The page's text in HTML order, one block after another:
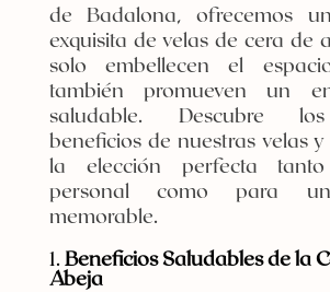
de Badalona, ofrecemos
exquisita de velas de cera de
solo embellecen el
también promueven un
saludable. Descubre
beneficios de nuestras velas
la elección perfecta
personal como para
memorable.
1. Beneficios Saludables de la
Abeja